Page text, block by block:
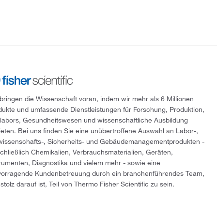
die Wissenschaft voran, indem wir mehr als 6 Millionen
und umfassende Dienstleistungen für Forschung, Produktion,
Gesundheitswesen und wissenschaftliche Ausbildung
Bei uns finden Sie eine unübertroffene Auswahl an Labor-,
, Sicherheits- und Gebäudemanagementprodukten -
Chemikalien, Verbrauchsmaterialien, Geräten,
Diagnostika und vielem mehr - sowie eine
Kundenbetreuung durch ein branchenführendes Team,
darauf ist, Teil von Thermo Fisher Scientific zu sein.